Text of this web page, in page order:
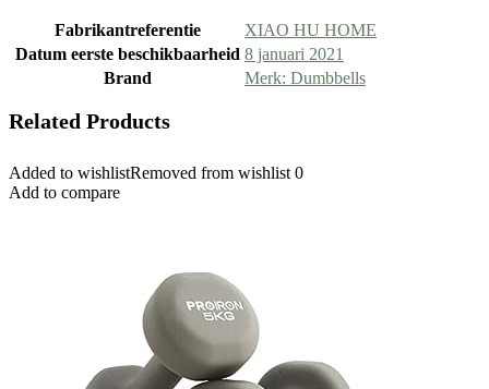
Fabrikantreferentie
XIAO HU HOME
Datum eerste beschikbaarheid 8 januari 2021
Brand
Merk: Dumbbells
Related Products
Added to wishlistRemoved from wishlist 0
Add to compare